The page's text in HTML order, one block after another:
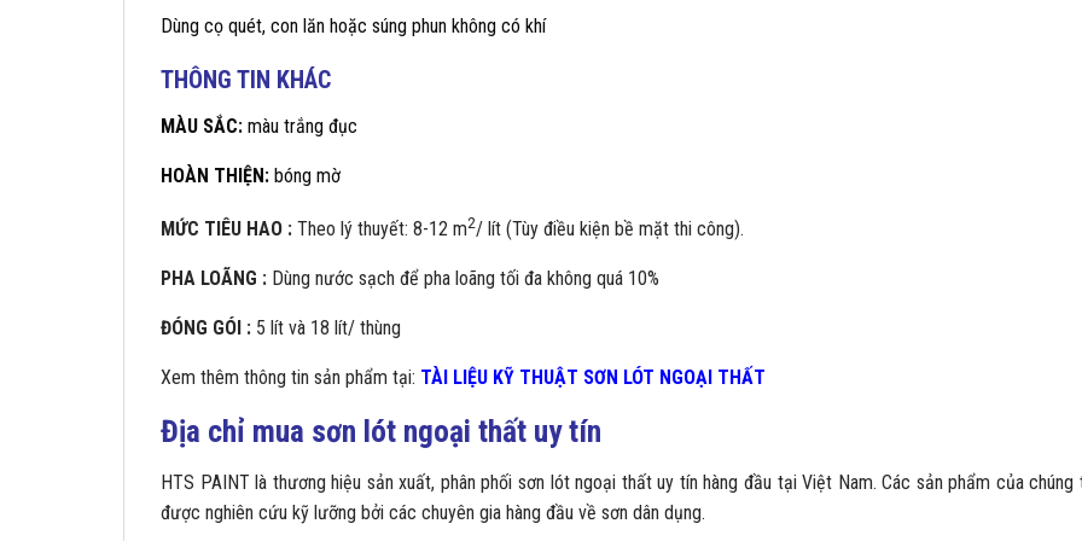
Dùng cọ quét, con lăn hoặc súng phun không có khí
THÔNG TIN KHÁC
MÀU SẮC: màu trắng đục
HOÀN THIỆN: bóng mờ
MỨC TIÊU HAO : Theo lý thuyết: 8-12 m2/ lít (Tùy điều kiện bề mặt thi công).
PHA LOÃNG : Dùng nước sạch để pha loãng tối đa không quá 10%
ĐÓNG GÓI : 5 lít và 18 lít/ thùng
Xem thêm thông tin sản phẩm tại: TÀI LIỆU KỸ THUẬT SƠN LÓT NGOẠI THẤT
Địa chỉ mua sơn lót ngoại thất uy tín
HTS PAINT là thương hiệu sản xuất, phân phối sơn lót ngoại thất uy tín hàng đầu tại Việt Nam. Các sản phẩm của chúng
được nghiên cứu kỹ lưỡng bởi các chuyên gia hàng đầu về sơn dân dụng.